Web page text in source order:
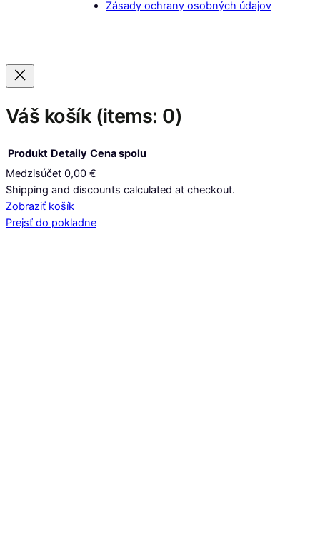
Zásady ochrany osobných údajov
Váš košík (items: 0)
Produkty
v
košíku
Produkt Detaily Cena spolu
Medzisúčet 0,00 €
Shipping and discounts calculated at checkout.
Zobraziť košík
Prejsť do pokladne